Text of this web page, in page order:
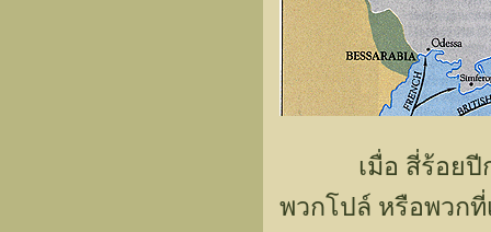
เมื่อ สี่ร้อยปีก่อน
พวกโปล์ หรือพวกที่